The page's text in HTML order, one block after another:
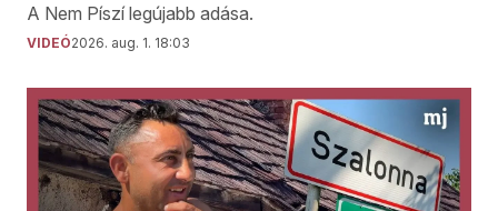
A Nem Píszí legújabb adása.
VIDEÓ2026. aug. 1. 18:03